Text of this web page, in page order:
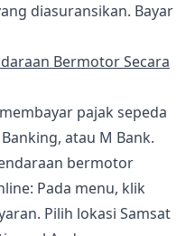
diasuransikan. Bayar
Bermotor Secara
pajak sepeda
atau M Bank.
bermotor
Pada menu, klik
Pilih lokasi Samsat